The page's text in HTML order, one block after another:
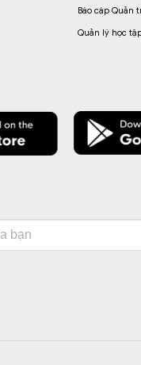
Báo cáp Quản
Quản lý học